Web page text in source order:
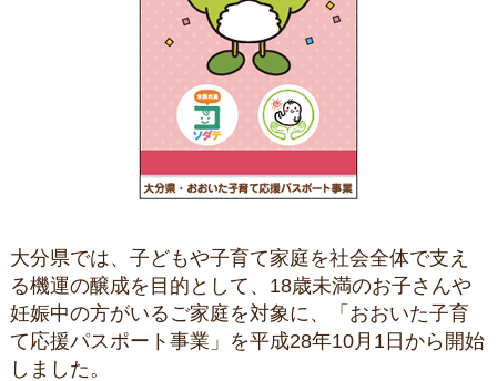
大分県では、子どもや子育て家庭を社会全体で支え
る機運の醸成を目的として、18歳未満のお子さんや
妊娠中の方がいるご家庭を対象に、「おおいた子育
て応援パスポート事業」を平成28年10月1日から開始
しました。